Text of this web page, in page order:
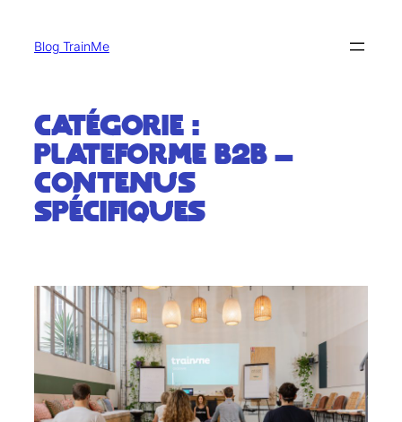
Blog TrainMe
Catégorie :
Plateforme B2B –
Contenus
spécifiques